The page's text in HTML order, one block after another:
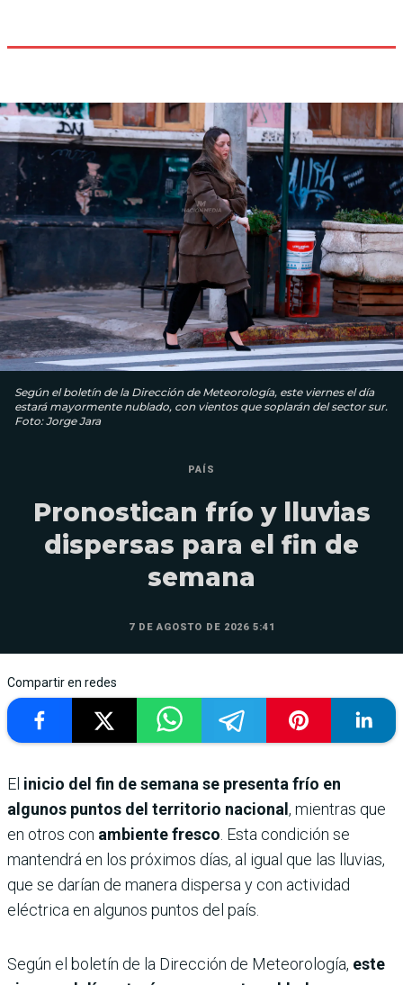
Según el boletín de la Dirección de Meteorología, este viernes el día
estará mayormente nublado, con vientos que soplarán del sector sur.
Foto: Jorge Jara
PAÍS
Pronostican frío y lluvias
dispersas para el fin de
semana
7 DE AGOSTO DE 2026 5:41
Compartir en redes
El inicio del fin de semana se presenta frío en
algunos puntos del territorio nacional , mientras que
en otros con ambiente fresco . Esta condición se
mantendrá en los próximos días, al igual que las lluvias,
que se darían de manera dispersa y con actividad
eléctrica en algunos puntos del país.
Según el boletín de la Dirección de Meteorología, este